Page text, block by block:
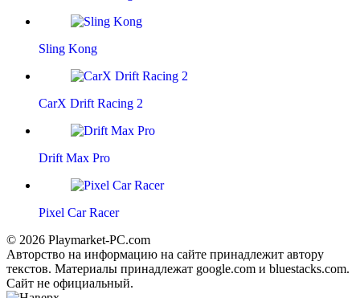
Sling Kong
CarX Drift Racing 2
Drift Max Pro
Pixel Car Racer
© 2026 Playmarket-PC.com
Авторство на информацию на сайте принадлежит автору
текстов. Материалы принадлежат google.com и bluestacks.com.
Сайт не официальный.